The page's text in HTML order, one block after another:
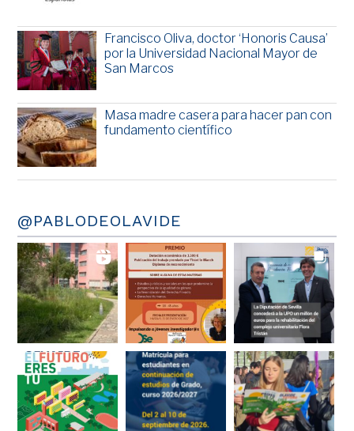
Francisco Oliva, doctor ‘Honoris Causa’
por la Universidad Nacional Mayor de
San Marcos
Masa madre casera para hacer pan con
fundamento científico
@PABLODEOLAVIDE